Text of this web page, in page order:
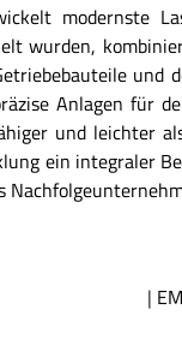
modernste
wurden,
und
Anlagen für
und leichter
ein integraler
|